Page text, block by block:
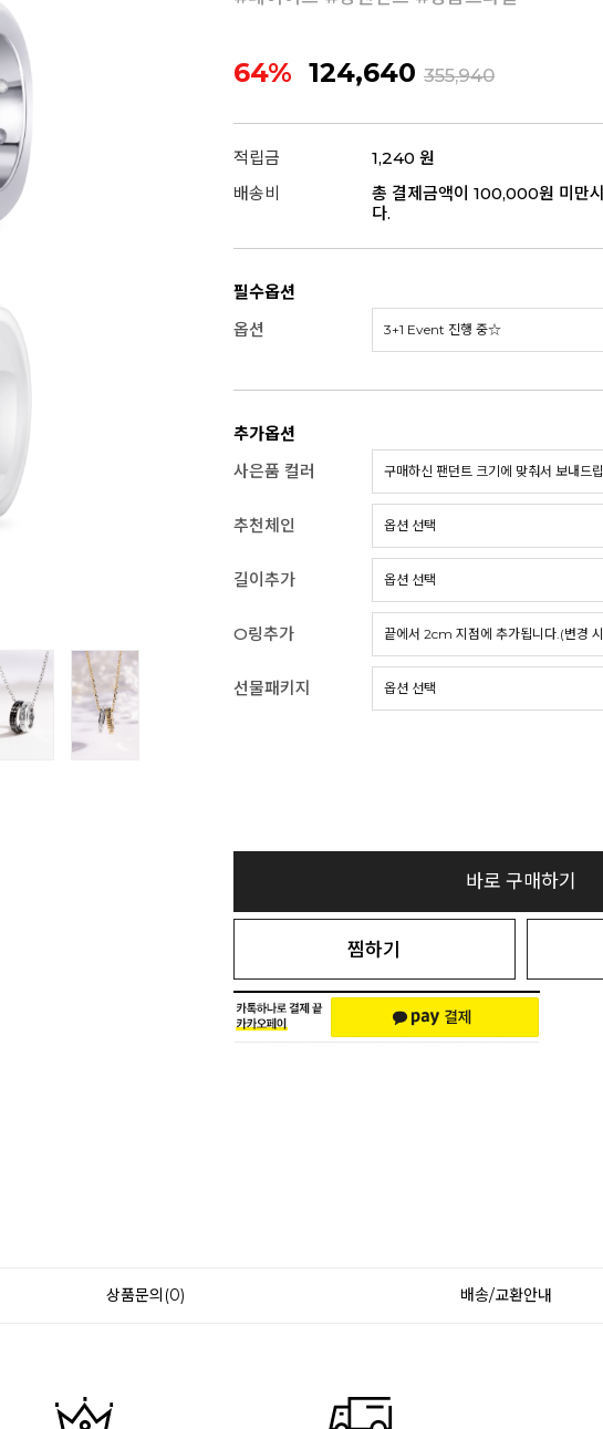
64% 124,640 355,940
적립금
1,240 원
배송비
총 결제금액이 100,000원 미만
다.
필수옵션
옵션
추가옵션
사은품 컬러
추천체인
길이추가
O링추가
선물패키지
바로 구매하기
찜하기
상품문의(0) 배송/교환안내